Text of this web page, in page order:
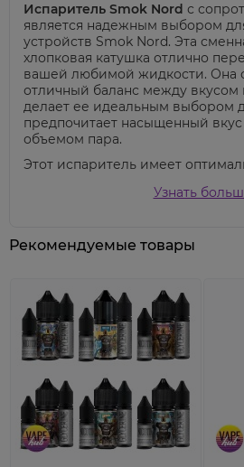
Испаритель Smok Nord с
является надежным выбором
устройств Smok Nord. Эта
хлопковая катушка отлично
вашей любимой жидкости. Она
отличный баланс между вкусом
делает ее идеальным выбором
предпочитает насыщенный
объемом пара.
Этот испаритель имеет
с солевыми жидкостями.
заключается в его способности
использованию без потери
подходит для владельцев
которые ценят качество,
отличный вкус жидкости.
Что же касается испарителя
то он предназначен для тугой
затяжки, имеет
Ом и
Узнать
Рекомендуемые товары